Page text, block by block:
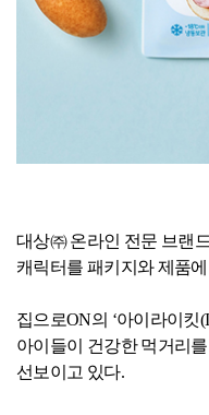
대상㈜ 온라인 전문 브랜
캐릭터를 패키지와 제품
집으로ON의 ‘아이라이킷
아이들이 건강한 먹거리
선보이고 있다.